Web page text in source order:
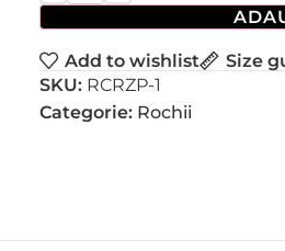
Add to wishlist
Size
SKU: RCRZP-1
Categorie: Rochii